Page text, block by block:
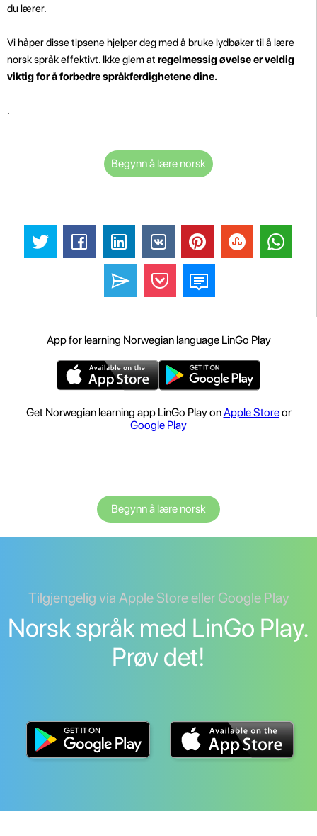
du lærer.
Vi håper disse tipsene hjelper deg med å bruke lydbøker til å lære
norsk språk effektivt. Ikke glem at regelmessig øvelse er veldig
viktig for å forbedre språkferdighetene dine.
.
Begynn å lære norsk
App for learning Norwegian language LinGo Play
Get Norwegian learning app LinGo Play onApple Storeor
Google Play
Begynn å lære norsk
Tilgjengelig via Apple Store eller Google Play
Norsk språk med LinGo Play.
Prøv det!